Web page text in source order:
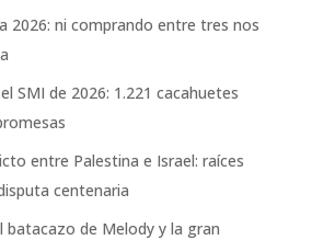
2026: ni comprando entre tres nos
SMI de 2026: 1.221 cacahuetes
entre Palestina e Israel: raíces
centenaria
batacazo de Melody y la gran